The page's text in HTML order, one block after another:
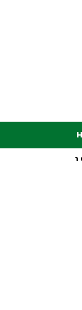
Putih Dibangun di